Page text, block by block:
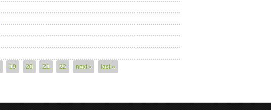
19 20 21 22 next › last »